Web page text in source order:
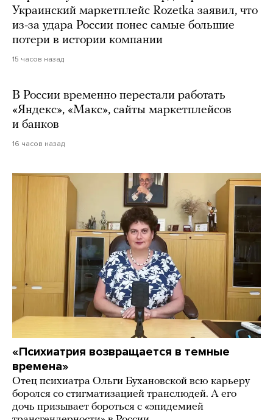
Украинский маркетплейс Rozetka заявил, что
из-за удара России понес самые большие
потери в истории компании
15 часов назад
В России временно перестали работать
«Яндекс», «Макс», сайты маркетплейсов
и банков
16 часов назад
«Психиатрия возвращается в темные
времена»
Отец психиатра Ольги Бухановской всю карьеру
боролся со стигматизацией транслюдей. А его
дочь призывает бороться с «эпидемией